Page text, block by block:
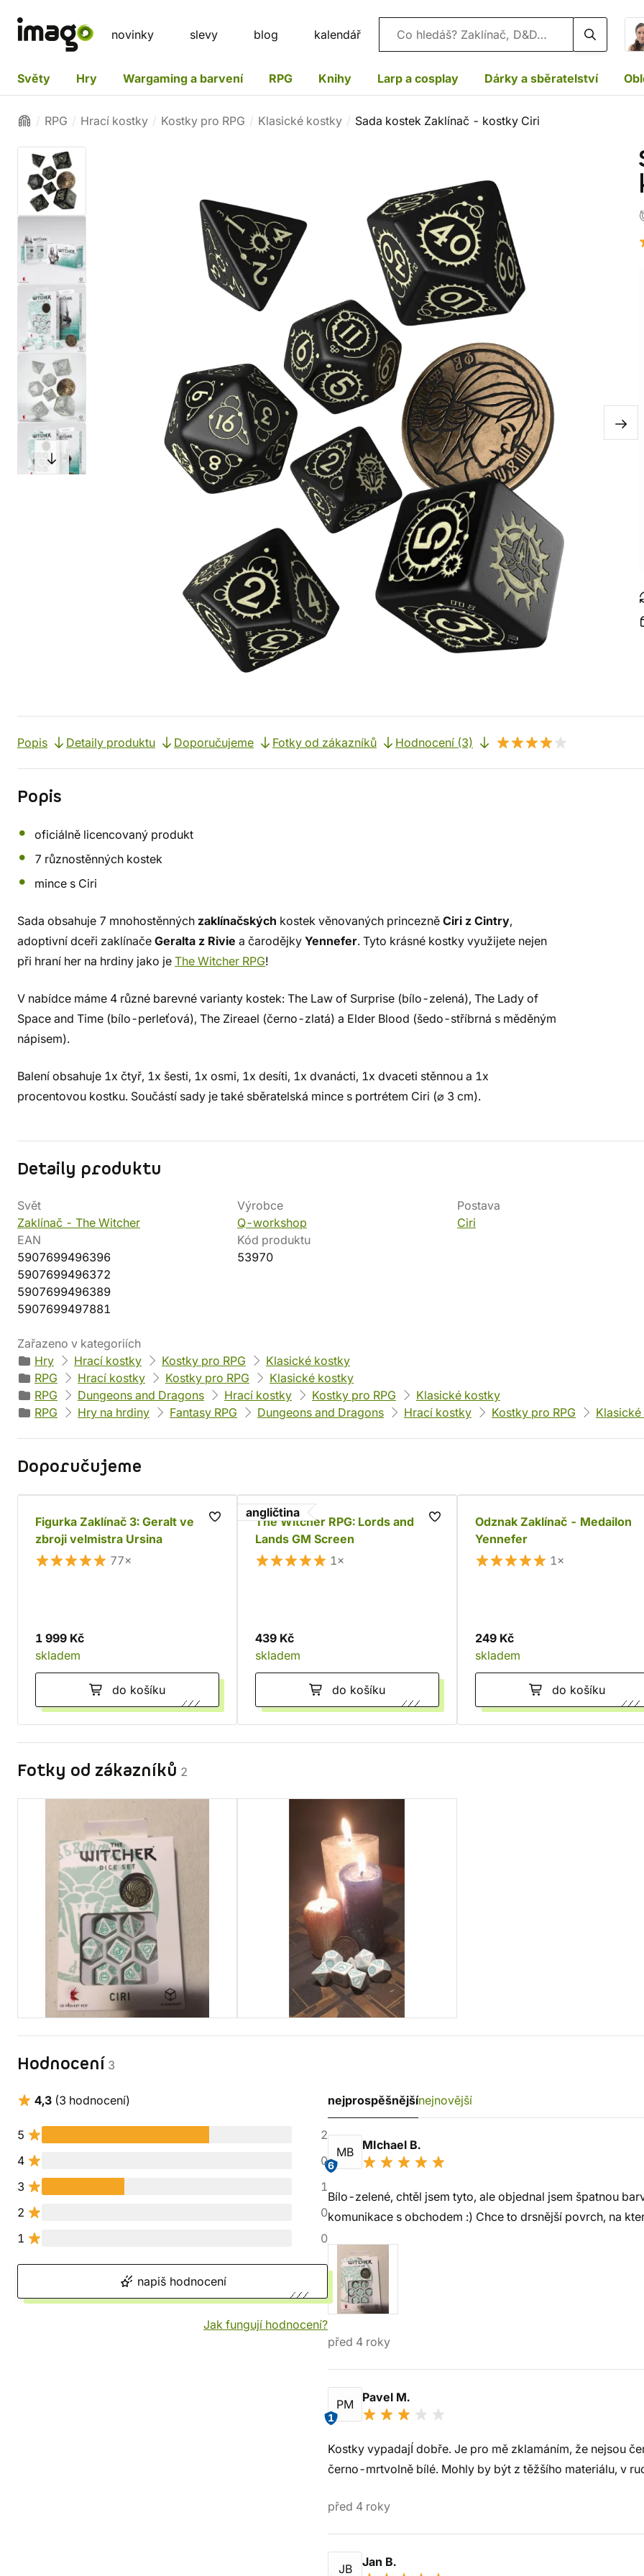
novinky slevy blog kalendář Vyhledávání
Světy Hry Wargaming a barvení RPG Knihy Larp a cosplay Dárky a sběratelství
RPG Hrací kostky Kostky pro RPG Klasické kostky Sada kostek Zaklínač - kostky Ciri
Popis Detaily produktu Doporučujeme Fotky od zákazníků Hodnocení (3)
Popis
oficiálně licencovaný produkt
7 různostěnných kostek
mince s Ciri
Sada obsahuje 7 mnohostěnných zaklínačských kostek věnovaných princezně Ciri z Cintry,
adoptivní dceři zaklínače Geralta z Rivie a čarodějky Yennefer. Tyto krásné kostky využijete nejen
při hraní her na hrdiny jako je The Witcher RPG!
V nabídce máme 4 různé barevné varianty kostek: The Law of Surprise (bílo-zelená), The Lady of
Space and Time (bílo-perleťová), The Zireael (černo-zlatá) a Elder Blood (šedo-stříbrná s měděným
nápisem).
Balení obsahuje 1x čtyř, 1x šesti, 1x osmi, 1x desíti, 1x dvanácti, 1x dvaceti stěnnou a 1x
procentovou kostku. Součástí sady je také sběratelská mince s portrétem Ciri (⌀ 3 cm).
Detaily produktu
Svět
Zaklínač - The Witcher
Výrobce
Q-workshop
Postava
Ciri
EAN
5907699496396
5907699496372
5907699496389
5907699497881
Kód produktu
53970
Zařazeno v kategoriích
Hry
Hrací kostky Kostky pro RPG
Klasické kostky
RPG
Hrací kostky Kostky pro RPG
Klasické kostky
RPG
Dungeons and Dragons Hrací kostky Kostky pro RPG
Klasické kostky
RPG
Hry na hrdiny Fantasy RPG Dungeons and Dragons Hrací kostky Kostky pro RPG
Doporučujeme
Figurka Zaklínač 3: Geralt ve
zbroji velmistra Ursina
77×
1 999 Kč
skladem
do košíku
angličtina
The Witcher RPG: Lords and
Lands GM Screen
1×
439 Kč
skladem
do košíku
Odznak Zaklínač - Medailon
Yennefer
1×
249 Kč
skladem
do košíku
Fotky od zákazníků 2
Hodnocení 3
4,3 (3 hodnocení)
5
2
4
0
3
1
2
0
1
0
napiš hodnocení
Jak fungují hodnocení?
nejprospěšnějšínejnovější
MB
6
MIchael B.
Bílo-zelené, chtěl jsem tyto, ale objednal jsem špatnou
komunikace s obchodem :) Chce to drsnější povrch, na
před 4 roky
PM
1
Pavel M.
Kostky vypadajÍ dobře. Je pro mě zklamáním, že nejsou
černo-mrtvolně bílé. Mohly by být z těžšího materiálu, v
před 4 roky
JB Jan B.